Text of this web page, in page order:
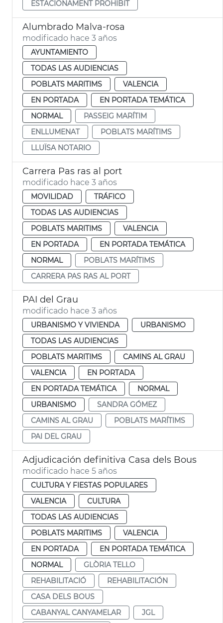
ESTACIONAMENT PROHIBIT
Alumbrado Malva-rosa
modificado hace 3 años
AYUNTAMIENTO
TODAS LAS AUDIENCIAS
POBLATS MARITIMS
VALENCIA
EN PORTADA
EN PORTADA TEMÁTICA
NORMAL
PASSEIG MARÍTIM
ENLLUMENAT
POBLATS MARÍTIMS
LLUÏSA NOTARIO
Carrera Pas ras al port
modificado hace 3 años
MOVILIDAD
TRÁFICO
TODAS LAS AUDIENCIAS
POBLATS MARITIMS
VALENCIA
EN PORTADA
EN PORTADA TEMÁTICA
NORMAL
POBLATS MARÍTIMS
CARRERA PAS RAS AL PORT
PAI del Grau
modificado hace 3 años
URBANISMO Y VIVIENDA
URBANISMO
TODAS LAS AUDIENCIAS
POBLATS MARITIMS
CAMINS AL GRAU
VALENCIA
EN PORTADA
EN PORTADA TEMÁTICA
NORMAL
URBANISMO
SANDRA GÓMEZ
CAMINS AL GRAU
POBLATS MARÍTIMS
PAI DEL GRAU
Adjudicación definitiva Casa dels Bous
modificado hace 5 años
CULTURA Y FIESTAS POPULARES
VALENCIA
CULTURA
TODAS LAS AUDIENCIAS
POBLATS MARITIMS
VALENCIA
EN PORTADA
EN PORTADA TEMÁTICA
NORMAL
GLÒRIA TELLO
REHABILITACIÓ
REHABILITACIÓN
CASA DELS BOUS
CABANYAL CANYAMELAR
JGL